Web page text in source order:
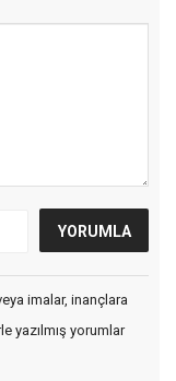
imalar, inançlara
yazılmış yorumlar